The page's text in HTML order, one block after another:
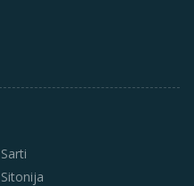
Sarti
Sitonija